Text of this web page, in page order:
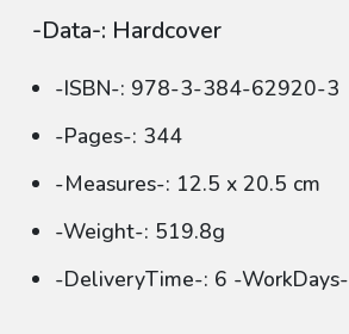
-Data-: Hardcover
-ISBN-: 978-3-384-62920-3
-Pages-: 344
-Measures-: 12.5 x 20.5 cm
-Weight-: 519.8g
-DeliveryTime-: 6 -WorkDays-